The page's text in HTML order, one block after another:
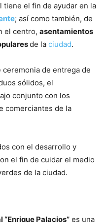
tiene el fin de ayudar en la
; así como también, de
el centro, asentamientos
de la ciudad.
de entrega de
sólidos, el
conjunto con los
comerciantes de la
con el desarrollo y
el fin de cuidar el medio
de la ciudad.
Palacios” es una